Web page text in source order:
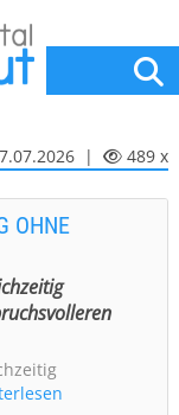
| 489 x
OHNE